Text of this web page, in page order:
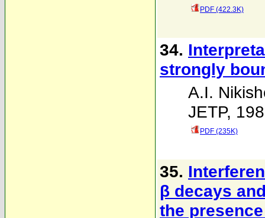
PDF (422.3K)
34.
strongly
A.I.
JETP,
PDF (235K)
35.
β decays
the